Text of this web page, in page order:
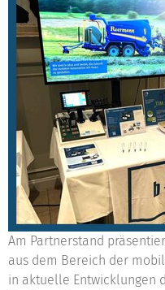
Am Partnerstand
aus dem Bereich der
in aktuelle Entwicklungen